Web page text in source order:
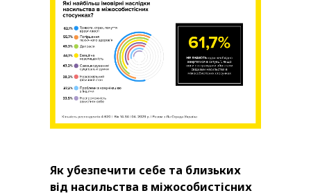
Як убезпечити себе та близьких
від насильства в міжособистісних